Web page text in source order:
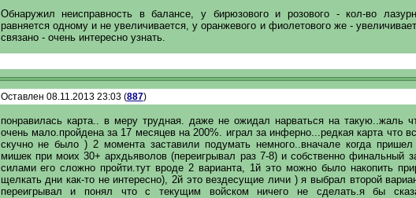
Обнаружил неисправность в балансе, у бирюзового и розового - кол-во
равняется одному и не увеличивается, у оранжевого и фиолетового же -
связано - очень интересно узнать.
Оставлен 08.11.2013 23:03 (887)
понравилась карта.. в меру трудная. даже не ожидал нарваться на такую..жаль
очень мало.пройдена за 17 месяцев на 200%. играл за инферно...редкая карта что
скучно не было ) 2 момента заставили подумать немного..вначале когда
мишек при моих 30+ архдьяволов (переигрывал раз 7-8) и собственно финальный
силами его сложно пройти.тут вроде 2 варианта, 1й это можно было накопить
щелкать дни как-то не интересно), 2й это вездесущие личи ) я выбрал второй
переигрывал и понял что с текущим войском ничего не сделать.я бы